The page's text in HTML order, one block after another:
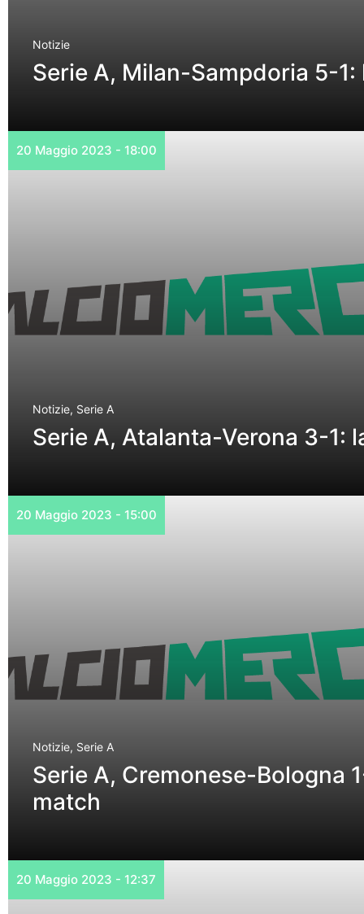
Notizie
Serie A, Milan-Sampdoria 5-
20 Maggio 2023 - 18:00
Notizie, Serie A
Serie A, Atalanta-Verona 3-1:
20 Maggio 2023 - 15:00
Notizie, Serie A
Serie A, Cremonese-Bologna
match
20 Maggio 2023 - 12:37